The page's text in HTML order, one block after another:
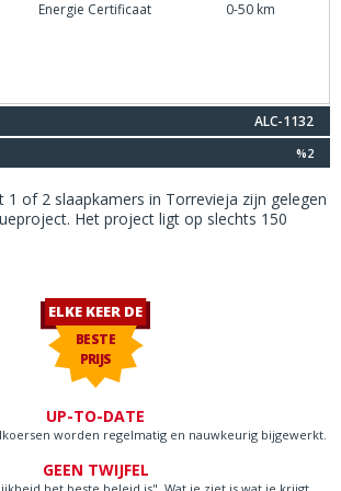
Energie Certificaat 0-50 km
ALC-1132
%2
of 2 slaapkamers in Torrevieja zijn gelegen
Het project ligt op slechts 150
ELKE KEER DE
BESTE
PRIJS
UP-TO-DATE
worden regelmatig en nauwkeurig bijgewerkt.
GEEN TWIJFEL